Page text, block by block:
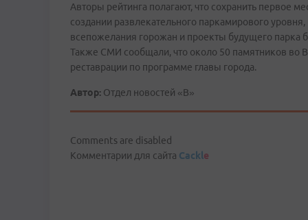
Авторы рейтинга полагают, что сохранить первое
создании развлекательного паркамирового
всепожелания горожан и проекты будущего парка
Также СМИ сообщали, что около 50 памятников во
реставрации по программе главы города.
Автор: Отдел новостей «В»
Comments are disabled
Комментарии для сайта Cackle